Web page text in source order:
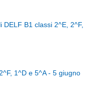
B1 classi 2^E, 2^F,
1^D e 5^A - 5 giugno